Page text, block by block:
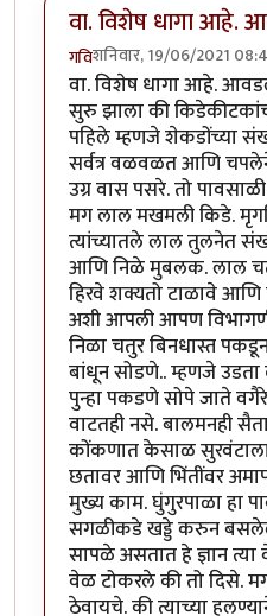
वा. विशेष धागा आहे.
गविशनिवार, 19/06/2021
वा. विशेष धागा आहे.
सुरु झाला की
पहिले म्हणजे शेकडोंच्या
सर्वत्र वळवळत आणि
उग्र वास पसरे. तो
मग लाल मखमली किडे.
त्यांच्यातले लाल तुलनेत
आणि निळे मुबलक. लाल
हिरवे शक्यतो टाळावे
अशी आपली आपण विभागणी
निळा चतुर बिनधास्त पकडून
बांधून सोडणे.. म्हणजे उडता
पुन्हा पकडणे सोपे जाते
वाटतही नसे. बालमनही
कोंकणात केसाळ
छतावर आणि भिंतींवर
मुख्य काम. घुंगुरपाळा हा
सगळीकडे खड्डे करुन
सापळे असतात हे ज्ञान त्या
वेळ टोकरले की तो दिसे.
ठेवायचे. की त्याच्या